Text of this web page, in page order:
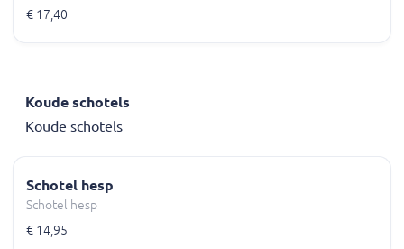
€ 17,40
Koude schotels
Koude schotels
Schotel hesp
Schotel hesp
€ 14,95